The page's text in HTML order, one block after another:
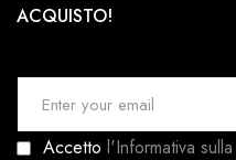
ACQUISTO!
c
Accetto l'Informativa